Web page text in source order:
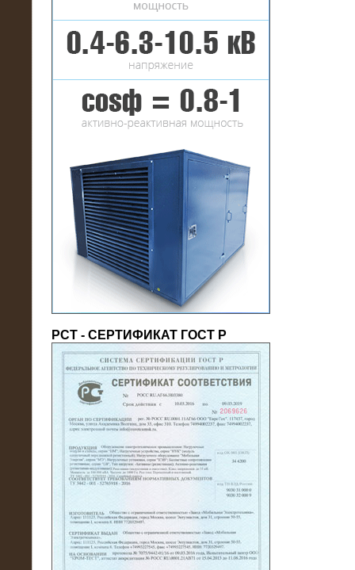
17.10.2016
Резистивный высоковольтный
нагрузочный модуль 5 МВт
(напряжение 6/10 кВ)
21.08.2016
На производственное предприятие
модули 20 МВт (0,4 кВ)
РСТ - СЕРТИФИКАТ ГОСТ Р